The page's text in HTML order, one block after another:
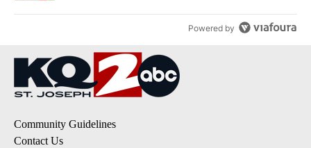
Powered by
Community Guidelines
Contact Us